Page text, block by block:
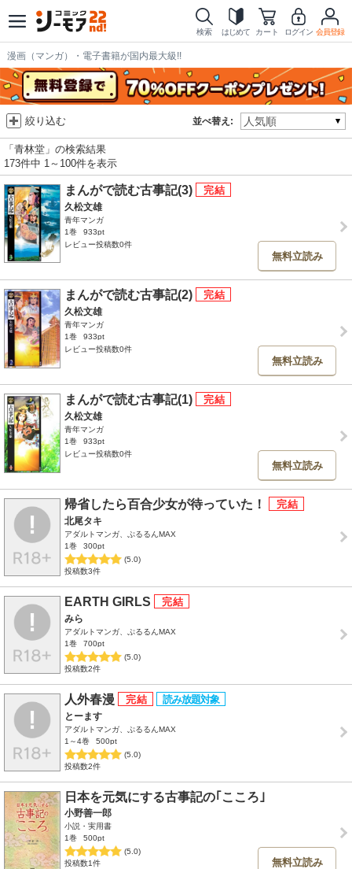
検索 はじめて カート ログイン 会員登録
漫画（マンガ）・電子書籍が国内最大級!!
並べ替え:
絞り込む
「青林堂」の検索結果
173件中 1～100件を表示
まんがで読む古事記(3)
久松文雄
青年マンガ
1巻
933pt
レビュー投稿数0件
無料立読み
まんがで読む古事記(2)
久松文雄
青年マンガ
1巻
933pt
レビュー投稿数0件
無料立読み
まんがで読む古事記(1)
久松文雄
青年マンガ
1巻
933pt
レビュー投稿数0件
無料立読み
帰省したら百合少女が待っていた！
北尾タキ
アダルトマンガ、ぷるるんMAX
1巻
300pt
(5.0)
投稿数3件
EARTH GIRLS
みら
アダルトマンガ、ぷるるんMAX
1巻
700pt
(5.0)
投稿数2件
人外春漫
とーます
アダルトマンガ、ぷるるんMAX
1～4巻
500pt
(5.0)
投稿数2件
日本を元気にする古事記の｢こころ｣
小野善一郎
小説・実用書
1巻
500pt
(5.0)
投稿数1件
無料立読み